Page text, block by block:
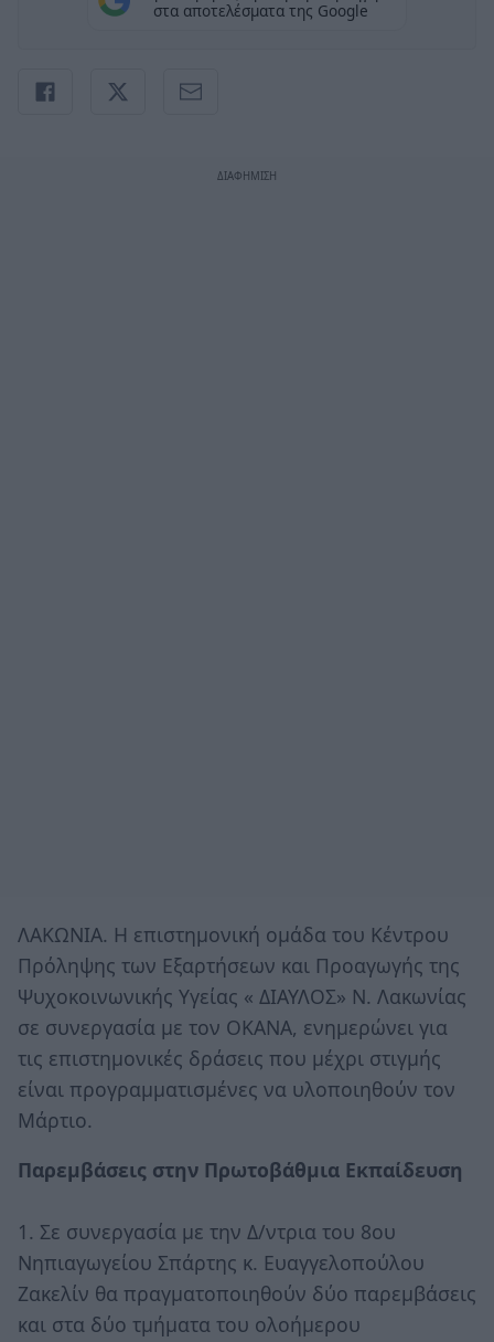
στα αποτελέσματα της Google
ΛΑΚΩΝΙΑ. Η επιστημονική ομάδα του Κέντρου
Πρόληψης των Εξαρτήσεων και Προαγωγής της
Ψυχοκοινωνικής Υγείας « ΔΙΑΥΛΟΣ» Ν. Λακωνίας
σε συνεργασία με τον ΟΚΑΝΑ, ενημερώνει για
τις επιστημονικές δράσεις που μέχρι στιγμής
είναι προγραμματισμένες να υλοποιηθούν τον
Μάρτιο.
Παρεμβάσεις στην Πρωτοβάθμια Εκπαίδευση
1. Σε συνεργασία με την Δ/ντρια του 8ου
Νηπιαγωγείου Σπάρτης κ. Ευαγγελοπούλου
Ζακελίν θα πραγματοποιηθούν δύο παρεμβάσεις
και στα δύο τμήματα του ολοήμερου